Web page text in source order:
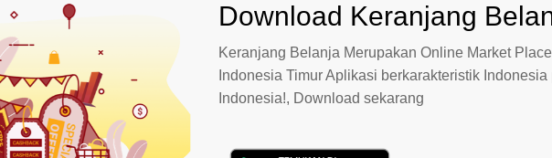
Download Keranjang
Keranjang Belanja Merupakan Online Market
Indonesia Timur Aplikasi berkarakteristik Indonesia
Indonesia!, Download sekarang